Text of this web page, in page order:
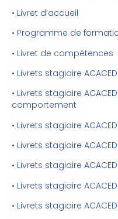
• Livret d’accueil
• Programme de
• Livret de compétences
• Livrets stagiaire
• Livrets stagiaire
comportement
• Livrets stagiaire
• Livrets stagiaire
• Livrets stagiaire
• Livrets stagiaire
• Livrets stagiaire